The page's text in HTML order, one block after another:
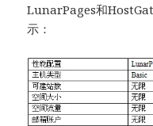
LunarPages和
示：